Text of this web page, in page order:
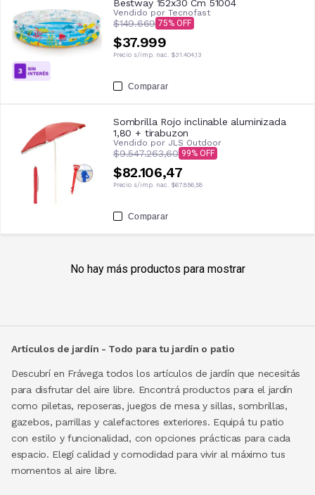
Bestway 152x30 Cm 51004
Vendido por Tecnofast
$149.669 75
$37.999
Precio s/imp. nac. $31.404,13
Comparar
Sombrilla Rojo inclinable aluminizada
1,80 + tirabuzon
Vendido por JLS Outdoor
$9.547.263,60 99
$82.106,47
Precio s/imp. nac. $67.856,58
Comparar
No hay más productos para mostrar
Artículos de jardín - Todo para tu jardín o patio
Descubrí en Frávega todos los artículos de jardín que necesitás
para disfrutar del aire libre. Encontrá productos para el jardín
como piletas, reposeras, juegos de mesa y sillas, sombrillas,
gazebos, parrillas y calefactores exteriores. Equipá tu patio
con estilo y funcionalidad, con opciones prácticas para cada
espacio. Elegí calidad y comodidad para vivir al máximo tus
momentos al aire libre.